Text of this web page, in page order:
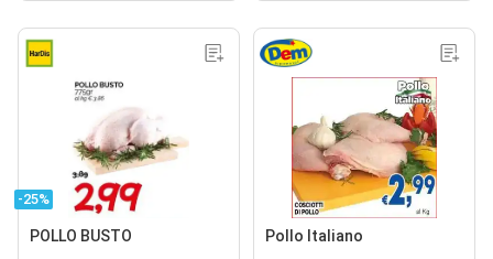
-25%
POLLO BUSTO Pollo Italiano